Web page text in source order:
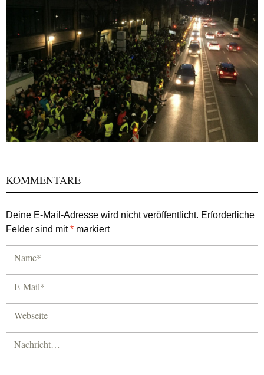
KOMMENTARE
Deine E-Mail-Adresse wird nicht veröffentlicht. Erforderliche
Felder sind mit* markiert